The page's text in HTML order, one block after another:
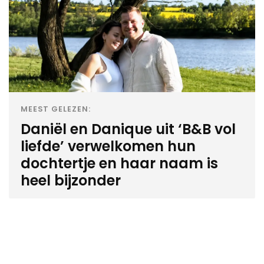
MEEST GELEZEN:
Daniël en Danique uit ‘B&B vol
liefde’ verwelkomen hun
dochtertje en haar naam is
heel bijzonder